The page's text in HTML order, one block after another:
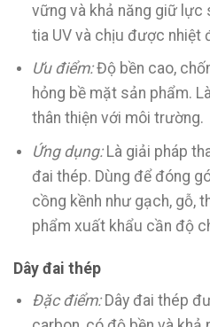
vững và khả năng giữ lực
tia UV và chịu được nhiệt
Ưu điểm:Độ bền cao,
hỏng bề mặt sản phẩm.
thân thiện với môi trường.
Ứng dụng:Là giải pháp
đai thép. Dùng để đóng
cồng kềnh như gạch, gỗ,
phẩm xuất khẩu cần độ
Dây đai thép
Đặc điểm:Dây đai thép